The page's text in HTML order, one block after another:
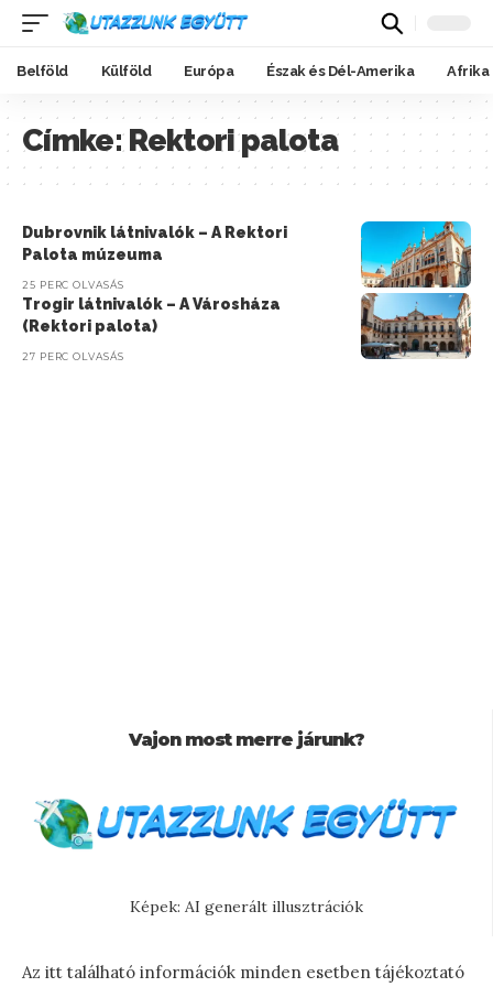
Belföld Külföld Európa Észak és Dél-Amerika Afrika
Címke:Rektori palota
Dubrovnik látnivalók – A Rektori
Palota múzeuma
25 PERC OLVASÁS
Trogir látnivalók – A Városháza
(Rektori palota)
27 PERC OLVASÁS
Vajon most merre járunk?
Képek: AI generált illusztrációk
Az itt található információk minden esetben tájékoztató